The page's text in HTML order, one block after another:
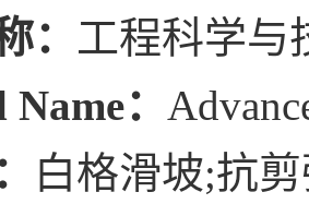
： 工程科学与
：
白格滑坡;抗